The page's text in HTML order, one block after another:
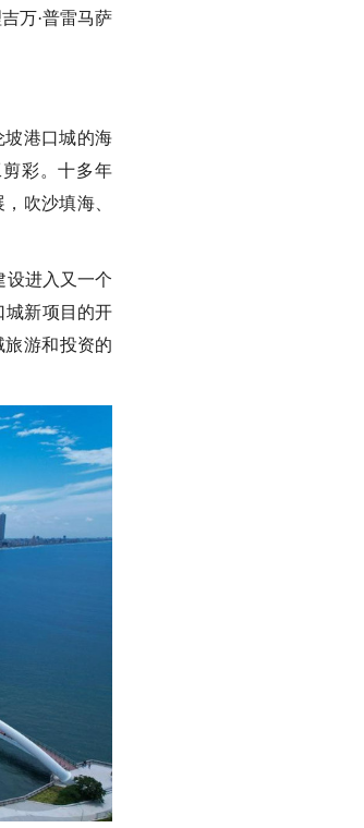
万·普雷马萨
坡港口城的海
彩。十多年
吹沙填海、
设进入又一个
城新项目的开
游和投资的